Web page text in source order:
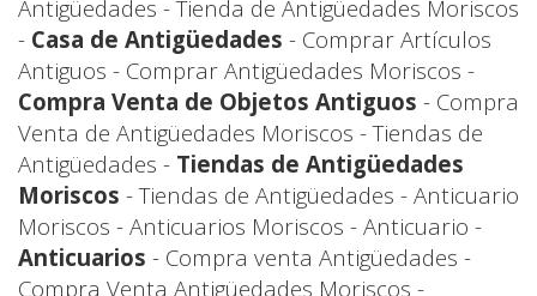
Antigüedades - Tienda de Antigüedades Moriscos
- Casa de Antigüedades - Comprar Artículos
Antiguos - Comprar Antigüedades Moriscos -
Compra Venta de Objetos Antiguos - Compra
Venta de Antigüedades Moriscos - Tiendas de
Antigüedades - Tiendas de Antigüedades
Moriscos - Tiendas de Antigüedades - Anticuario
Moriscos - Anticuarios Moriscos - Anticuario -
Anticuarios - Compra venta Antigüedades -
Compra Venta Antigüedades Moriscos -